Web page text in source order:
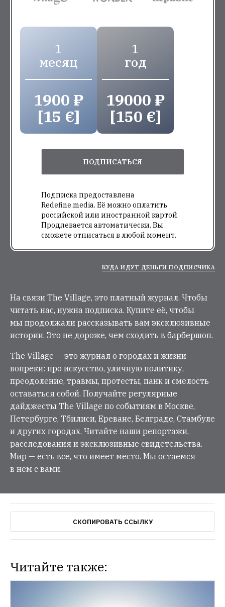
1
месяц
1900 ₽
[15 €]
1
год
19000 ₽
[150 €]
ПОДПИСАТЬСЯ
Подписка предоставлена
Redefine.media. Её можно оплатить
российской или иностранной картой.
Продлевается автоматически. Вы
сможете отписаться в любой момент.
КУДА ИДУТ ДЕНЬГИ ПОДПИСЧИКА
На связи The Village, это платный журнал. Чтобы
читать нас, нужна подписка. Купите её, чтобы
мы продолжали рассказывать вам эксклюзивные
истории. Это не дороже, чем сходить в барбершоп.
The Village — это журнал о городах и жизни
вопреки: про искусство, уличную политику,
преодоление, травмы, протесты, панк и смелость
оставаться собой. Получайте регулярные
дайджесты The Village по событиям в Москве,
Петербурге, Тбилиси, Ереване, Белграде, Стамбуле
и других городах. Читайте наши репортажи,
расследования и эксклюзивные свидетельства.
Мир — есть все, что имеет место. Мы остаемся
в нем с вами.
СКОПИРОВАТЬ ССЫЛКУ
Читайте также: